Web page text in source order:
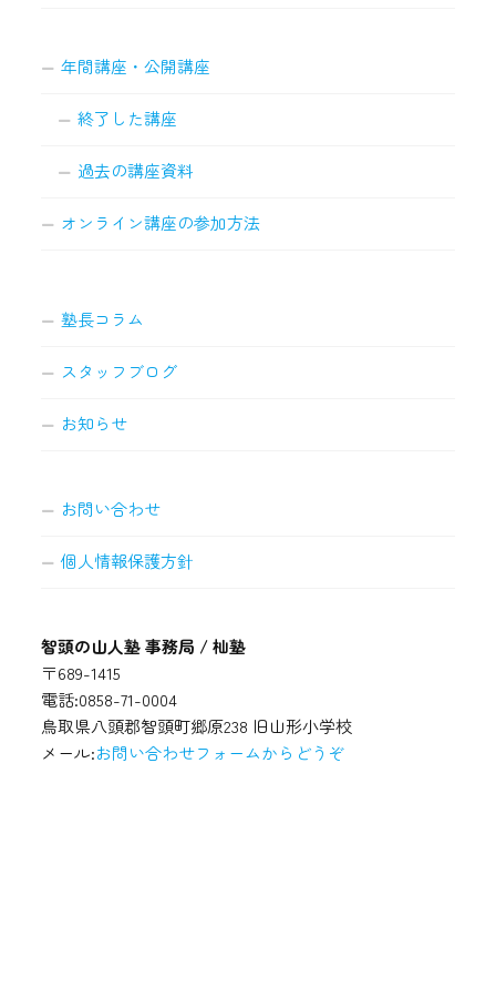
年間講座・公開講座
終了した講座
過去の講座資料
オンライン講座の参加方法
塾長コラム
スタッフブログ
お知らせ
お問い合わせ
個人情報保護方針
智頭の山人塾 事務局 / 杣塾
〒689-1415
電話:0858-71-0004
鳥取県八頭郡智頭町郷原238 旧山形小学校
メール:お問い合わせフォームからどうぞ